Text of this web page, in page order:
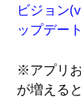
ビジョン
ップデー
※アプリ
が増える